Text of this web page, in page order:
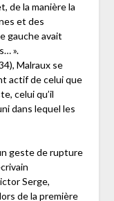
de la manière la
et des
gauche avait
».
Malraux se
actif de celui que
celui qu’il
dans lequel les
geste de rupture
Serge,
de la première